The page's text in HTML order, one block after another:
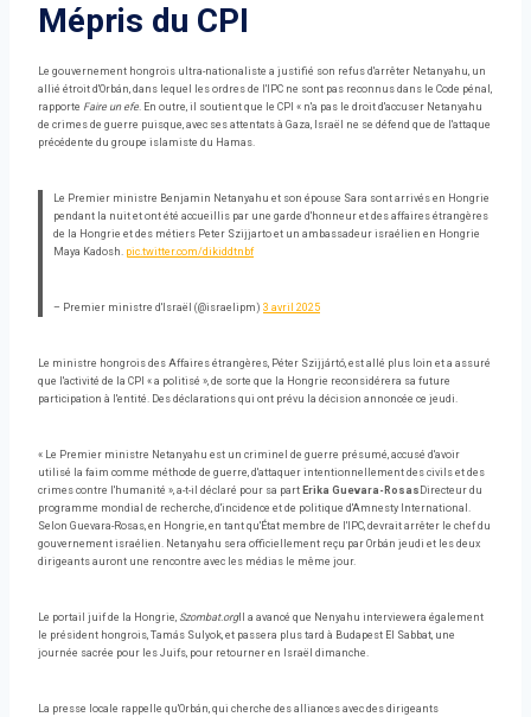
Mépris du CPI
Le gouvernement hongrois ultra-nationaliste a justifié son refus d'arrêter Netanyahu, un
allié étroit d'Orbán, dans lequel les ordres de l'IPC ne sont pas reconnus dans le Code pénal,
rapporte Faire un efe. En outre, il soutient que le CPI « n'a pas le droit d'accuser Netanyahu
de crimes de guerre puisque, avec ses attentats à Gaza, Israël ne se défend que de l'attaque
précédente du groupe islamiste du Hamas.
Le Premier ministre Benjamin Netanyahu et son épouse Sara sont arrivés en Hongrie
pendant la nuit et ont été accueillis par une garde d'honneur et des affaires étrangères
de la Hongrie et des métiers Peter Szijjarto et un ambassadeur israélien en Hongrie
Maya Kadosh. pic.twitter.com/dikiddtnbf
– Premier ministre d'Israël (@israelipm) 3 avril 2025
Le ministre hongrois des Affaires étrangères, Péter Szijjártó, est allé plus loin et a assuré
que l'activité de la CPI « a politisé », de sorte que la Hongrie reconsidérera sa future
participation à l'entité. Des déclarations qui ont prévu la décision annoncée ce jeudi.
« Le Premier ministre Netanyahu est un criminel de guerre présumé, accusé d'avoir
utilisé la faim comme méthode de guerre, d'attaquer intentionnellement des civils et des
crimes contre l'humanité », a-t-il déclaré pour sa part Erika Guevara-Rosas Directeur du
programme mondial de recherche, d'incidence et de politique d'Amnesty International.
Selon Guevara-Rosas, en Hongrie, en tant qu'État membre de l'IPC, devrait arrêter le chef du
gouvernement israélien. Netanyahu sera officiellement reçu par Orbán jeudi et les deux
dirigeants auront une rencontre avec les médias le même jour.
Le portail juif de la Hongrie, Szombat.orgIl a avancé que Nenyahu interviewera également
le président hongrois, Tamás Sulyok, et passera plus tard à Budapest El Sabbat, une
journée sacrée pour les Juifs, pour retourner en Israël dimanche.
La presse locale rappelle qu'Orbán, qui cherche des alliances avec des dirigeants